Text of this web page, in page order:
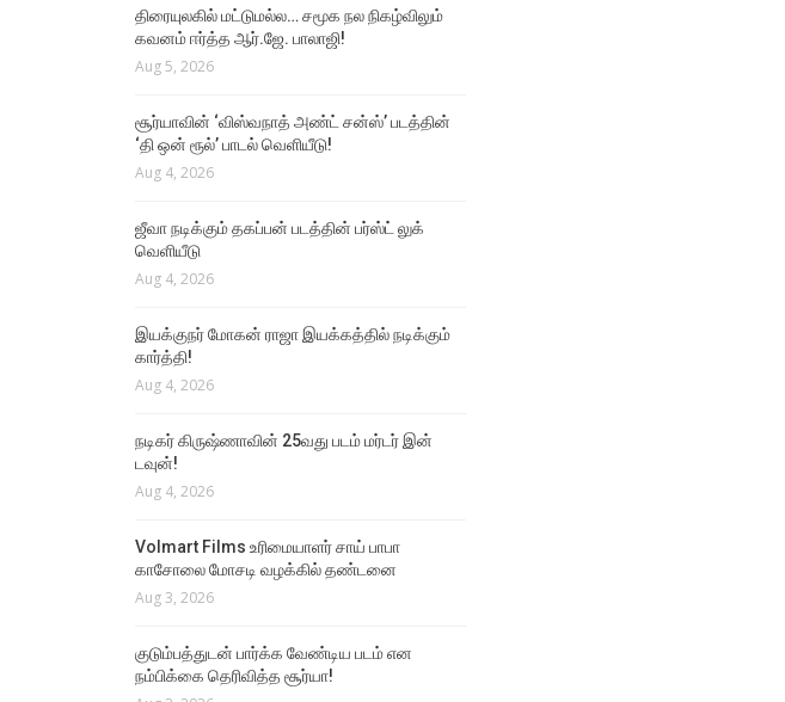
திரையுலகில் மட்டுமல்ல… சமூக நல நிகழ்விலும்
கவனம் ஈர்த்த ஆர்.ஜே. பாலாஜி!
Aug 5, 2026
சூர்யாவின் ‘விஸ்வநாத் அண்ட் சன்ஸ்’ படத்தின்
‘தி ஒன் ரூல்’ பாடல் வெளியீடு!
Aug 4, 2026
ஜீவா நடிக்கும் தகப்பன் படத்தின் பர்ஸ்ட் லுக்
வெளியீடு
Aug 4, 2026
இயக்குநர் மோகன் ராஜா இயக்கத்தில் நடிக்கும்
கார்த்தி!
Aug 4, 2026
நடிகர் கிருஷ்ணாவின் 25வது படம் மர்டர் இன்
டவுன்!
Aug 4, 2026
Volmart Films உரிமையாளர் சாய் பாபா
காசோலை மோசடி வழக்கில் தண்டனை
Aug 3, 2026
குடும்பத்துடன் பார்க்க வேண்டிய படம் என
நம்பிக்கை தெரிவித்த சூர்யா!